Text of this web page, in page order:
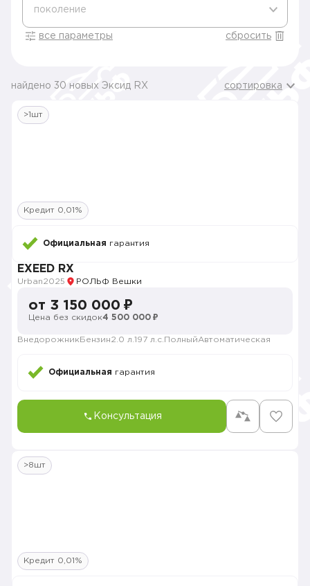
поколение
все параметры сбросить
найдено 30 новых Эксид RX сортировка
>1шт
Кредит 0,01%
Официальная гарантия
EXEED RX
Urban2025 РОЛЬФ Вешки
от 3 150 000 ₽
Цена без скидок4 500 000 ₽
Внедорожник Бензин2.0 л. 197 л.с. ПолныйАвтоматическая
Официальная гарантия
Консультация
>8шт
Кредит 0,01%